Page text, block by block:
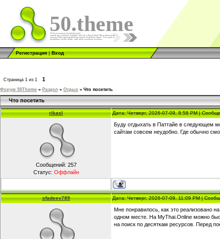
50.theme
Регистрация|Вход
Страница 1 из 1 1
Форум 50Theme » Раздел » Отдых » Что посетить
Что посетить
rikasl Дата: Четверг, 2026-07-09, 8:58 PM |
Сообщений: 257
Статус: Оффлайн
Буду отдыхать в Паттайе в следующем
сайтам совсем неудобно. Где обычно
sfadeev789 Дата: Четверг, 2026-07-09, 11:09 PM |
Мне понравилось, как это реализовано
одном месте. На MyThai.Online можно
на поиск по десяткам ресурсов. Перед